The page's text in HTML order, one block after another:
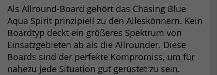
Als Allround-Board gehört das Chasing Blue
Aqua Spirit prinzipiell zu den Alleskönnern. Kein
Boardtyp deckt ein größeres Spektrum von
Einsatzgebieten ab als die Allrounder. Diese
Boards sind der perfekte Kompromiss, um für
nahezu jede Situation gut gerüstet zu sein.